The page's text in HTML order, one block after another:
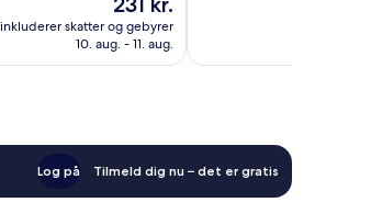
er
231 kr.
inkluderer skatter og gebyrer
10. aug. - 11. aug.
Log på Tilmeld dig nu – det er gratis